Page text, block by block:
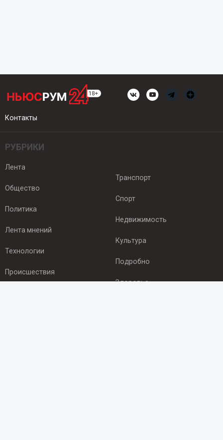
Контакты
РУБРИКИ
Лента
Общество
Политика
Лента мнений
Технологии
Происшествия
Транспорт
Спорт
Недвижимость
Культура
Подробно
Здоровье